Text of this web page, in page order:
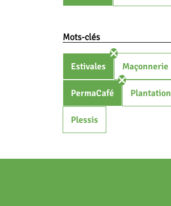
Mots-clés
Estivales Maçonnerie
PermaCafé Plantation
Plessis